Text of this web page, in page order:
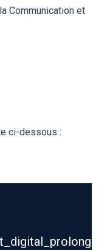
Communication et
ci-dessous :